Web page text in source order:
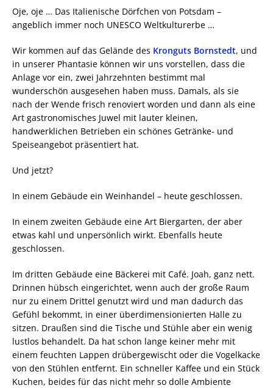
Oje, oje … Das Italienische Dörfchen von Potsdam –
angeblich immer noch UNESCO Weltkulturerbe …
Wir kommen auf das Gelände des Kronguts Bornstedt, und
in unserer Phantasie können wir uns vorstellen, dass die
Anlage vor ein, zwei Jahrzehnten bestimmt mal
wunderschön ausgesehen haben muss. Damals, als sie
nach der Wende frisch renoviert worden und dann als eine
Art gastronomisches Juwel mit lauter kleinen,
handwerklichen Betrieben ein schönes Getränke- und
Speiseangebot präsentiert hat.
Und jetzt?
In einem Gebäude ein Weinhandel – heute geschlossen.
In einem zweiten Gebäude eine Art Biergarten, der aber
etwas kahl und unpersönlich wirkt. Ebenfalls heute
geschlossen.
Im dritten Gebäude eine Bäckerei mit Café. Joah, ganz nett.
Drinnen hübsch eingerichtet, wenn auch der große Raum
nur zu einem Drittel genutzt wird und man dadurch das
Gefühl bekommt, in einer überdimensionierten Halle zu
sitzen. Draußen sind die Tische und Stühle aber ein wenig
lustlos behandelt. Da hat schon lange keiner mehr mit
einem feuchten Lappen drübergewischt oder die Vogelkacke
von den Stühlen entfernt. Ein schneller Kaffee und ein Stück
Kuchen, beides für das nicht mehr so dolle Ambiente